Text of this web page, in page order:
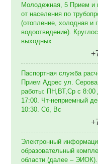
Молодежная, 5 Прием и
от населения по
(отопление, холодная и
водоотведение).
выходных
Паспортная служба
Прием Адрес ул.
работы: ПН,ВТ,Ср с 8:00
17:00. Чт-неприемный
10:30. Сб, Вс
Электронный
образовательный
области (далее –